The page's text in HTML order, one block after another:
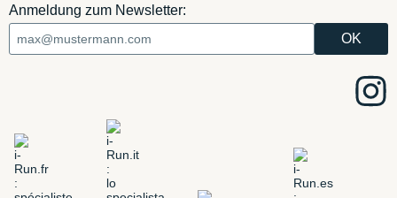
Anmeldung zum Newsletter: